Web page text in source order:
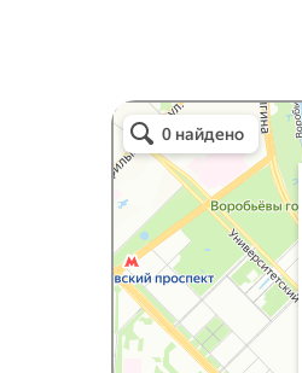
Ирант
Магазин сыров в Москве
Сыроварня в Москве